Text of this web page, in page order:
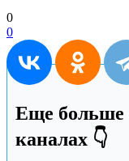
0
0
Еще больше
каналах 👇